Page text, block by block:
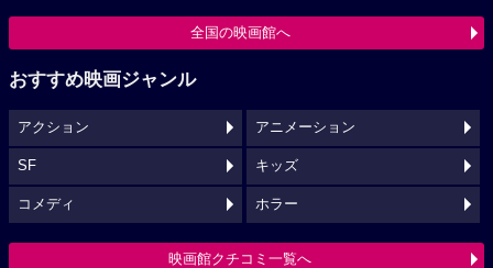
全国の映画館へ
おすすめ映画ジャンル
アクション アニメーション
SF キッズ
コメディ ホラー
映画館クチコミ一覧へ